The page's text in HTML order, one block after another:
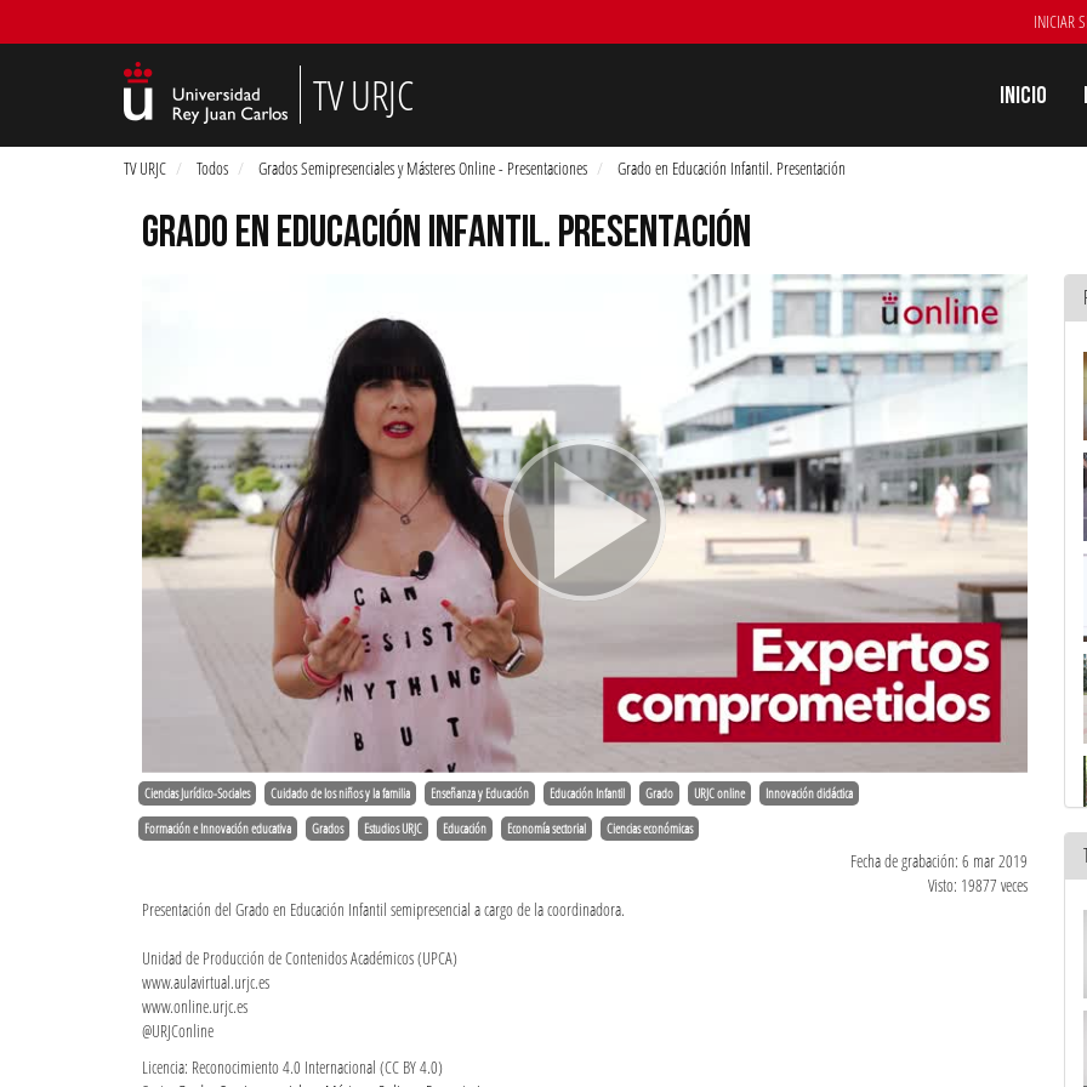
INICIAR
TV URJC Inicio
TV URJC Todos Grados Semipresenciales y Másteres Online - Presentaciones Grado en Educación Infantil. Presentación
GRADO EN EDUCACIÓN INFANTIL. PRESENTACIÓN
Ciencias Jurídico-Sociales Cuidado de los niños y la familia Enseñanza y Educación Educación Infantil Grado URJC online Innovación didáctica
Formación e Innovación educativa Grados Estudios URJC Educación Economía sectorial Ciencias económicas
Fecha de grabación: 6 mar 2019
Visto: 19877 veces
Presentación del Grado en Educación Infantil semipresencial a cargo de la coordinadora.
Unidad de Producción de Contenidos Académicos (UPCA)
www.aulavirtual.urjc.es
www.online.urjc.es
@URJConline
Licencia: Reconocimiento 4.0 Internacional (CC BY 4.0)